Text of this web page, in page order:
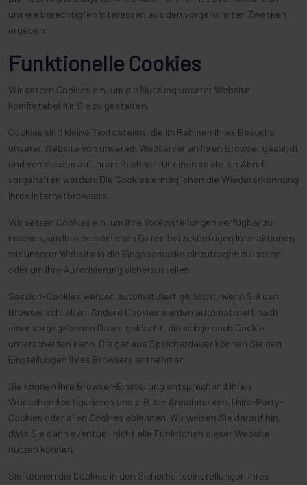
unsere berechtigten Interessen aus den vorgenannten Zwecken
ergeben.
Funktionelle Cookies
Wir setzen Cookies ein, um die Nutzung unserer Website
komfortabel für Sie zu gestalten.
Cookies sind kleine Textdateien, die im Rahmen Ihres Besuchs
unserer Website von unserem Webserver an Ihren Browser gesandt
und von diesem auf Ihrem Rechner für einen späteren Abruf
vorgehalten werden. Die Cookies ermöglichen die Wiedererkennung
Ihres Internetbrowsers.
Wir setzen Cookies ein, um Ihre Voreinstellungen verfügbar zu
machen, um Ihre persönlichen Daten bei zukünftigen Interaktionen
mit unserer Website in die Eingabemaske einzutragen zu lassen
oder um Ihre Autorisierung sicherzustellen.
Session-Cookies werden automatisiert gelöscht, wenn Sie den
Browser schließen. Andere Cookies werden automatisiert nach
einer vorgegebenen Dauer gelöscht, die sich je nach Cookie
unterscheiden kann. Die genaue Speicherdauer können Sie den
Einstellungen Ihres Browsers entnehmen.
Sie können Ihre Browser-Einstellung entsprechend Ihren
Wünschen konfigurieren und z. B. die Annahme von Third-Party-
Cookies oder allen Cookies ablehnen. Wir weisen Sie darauf hin,
dass Sie dann eventuell nicht alle Funktionen dieser Website
nutzen können.
Sie können die Cookies in den Sicherheitseinstellungen Ihres